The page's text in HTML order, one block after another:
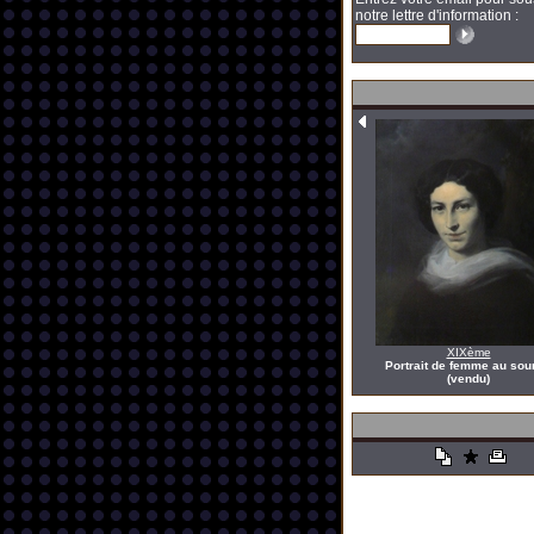
notre lettre d'information :
XIXème
Portrait de femme au
(vendu)